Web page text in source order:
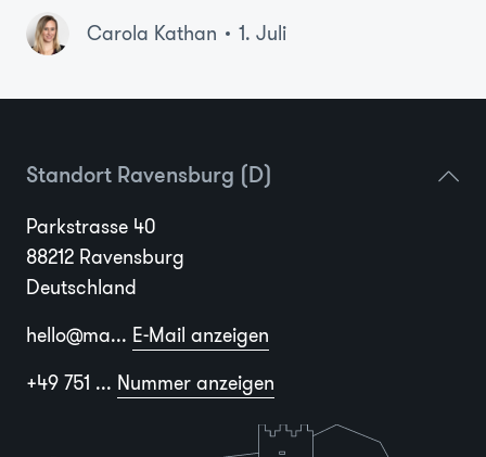
Carola Kathan 1. Juli
Standort Ravensburg (D)
Parkstrasse 40
88212 Ravensburg
Deutschland
hello@ma... E-Mail anzeigen
+49 751 ... Nummer anzeigen